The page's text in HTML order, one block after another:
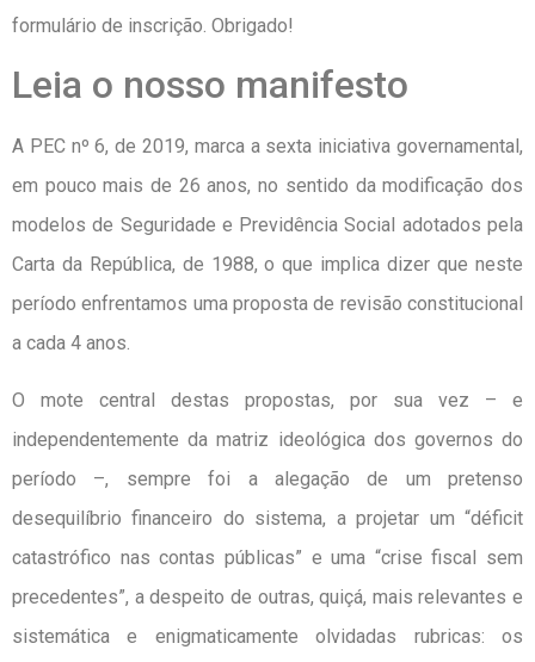
formulário de inscrição. Obrigado!
Leia o nosso manifesto
A PEC nº 6, de 2019, marca a sexta iniciativa governamental,
em pouco mais de 26 anos, no sentido da modificação dos
modelos de Seguridade e Previdência Social adotados pela
Carta da República, de 1988, o que implica dizer que neste
período enfrentamos uma proposta de revisão constitucional
a cada 4 anos.
O mote central destas propostas, por sua vez – e
independentemente da matriz ideológica dos governos do
período –, sempre foi a alegação de um pretenso
desequilíbrio financeiro do sistema, a projetar um “déficit
catastrófico nas contas públicas” e uma “crise fiscal sem
precedentes”, a despeito de outras, quiçá, mais relevantes e
sistemática e enigmaticamente olvidadas rubricas: os